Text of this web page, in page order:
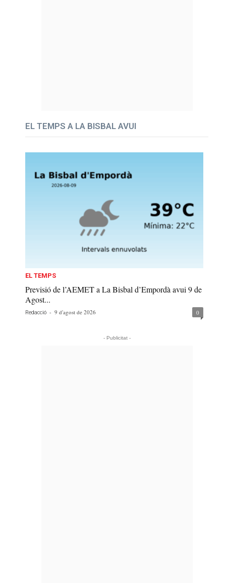
EL TEMPS A LA BISBAL AVUI
EL TEMPS
Previsió de l’AEMET a La Bisbal d’Empordà avui 9 de
Agost...
Redacció - 9 d'agost de 2026 0
- Publicitat -